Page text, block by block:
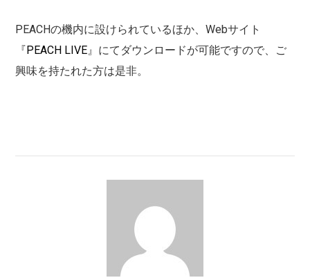
PEACHの機内に設けられているほか、Webサイト
『PEACH LIVE』にてダウンロードが可能ですので、ご
興味を持たれた方は是非。